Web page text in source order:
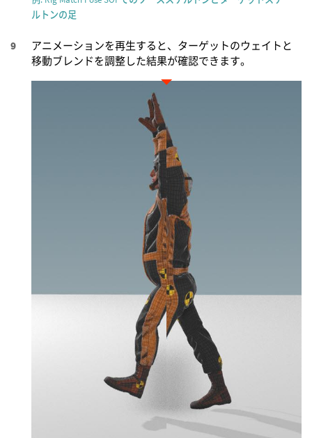
ルトンの足
アニメーションを再生すると、ターゲットのウェイトと
移動ブレンドを調整した結果が確認できます。